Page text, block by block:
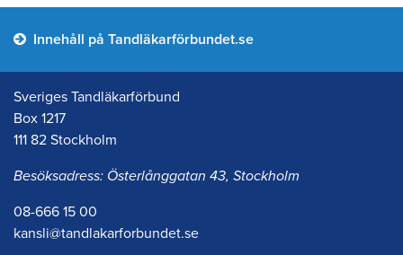
Innehåll på Tandläkarförbundet.se
Sveriges Tandläkarförbund
Box 1217
111 82 Stockholm
Besöksadress: Österlånggatan 43, Stockholm
08-666 15 00
kansli@tandlakarforbundet.se